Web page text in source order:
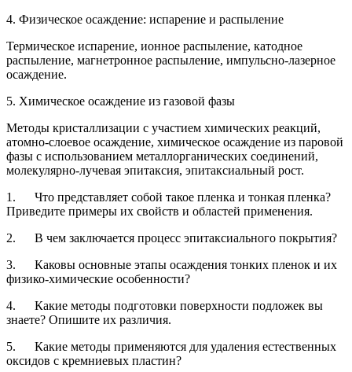
4. Физическое осаждение: испарение и распыление
Термическое испарение, ионное распыление, катодное
распыление, магнетронное распыление, импульсно-лазерное
осаждение.
5. Химическое осаждение из газовой фазы
Методы кристаллизации с участием химических реакций,
атомно-слоевое осаждение, химическое осаждение из паровой
фазы с использованием металлорганических соединений,
молекулярно-лучевая эпитаксия, эпитаксиальный рост.
1. Что представляет собой такое пленка и тонкая пленка?
Приведите примеры их свойств и областей применения.
2. В чем заключается процесс эпитаксиального покрытия?
3. Каковы основные этапы осаждения тонких пленок и их
физико-химические особенности?
4. Какие методы подготовки поверхности подложек вы
знаете? Опишите их различия.
5. Какие методы применяются для удаления естественных
оксидов с кремниевых пластин?